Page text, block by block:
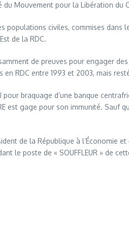
Mouvement pour la Libération du
civiles, commises dans
de la RDC.
de preuves pour engager
RDC entre 1993 et 2003, mais
pour braquage d’une banque
est gage pour son immunité.
de la République à l’Économie
le poste de « SOUFFLEUR » de